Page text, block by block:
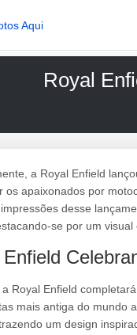
Royal
a Royal Enfield
os apaixonados por
desse
se por um
Enfield
a Royal Enfield
mais antiga do mundo
um design